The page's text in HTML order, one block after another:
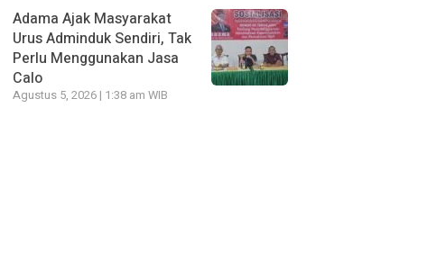
Adama Ajak Masyarakat
Urus Adminduk Sendiri, Tak
Perlu Menggunakan Jasa
Calo
Agustus 5, 2026 | 1:38 am WIB